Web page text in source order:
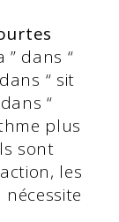
” dans “
“ sit
“
plus
sont
les